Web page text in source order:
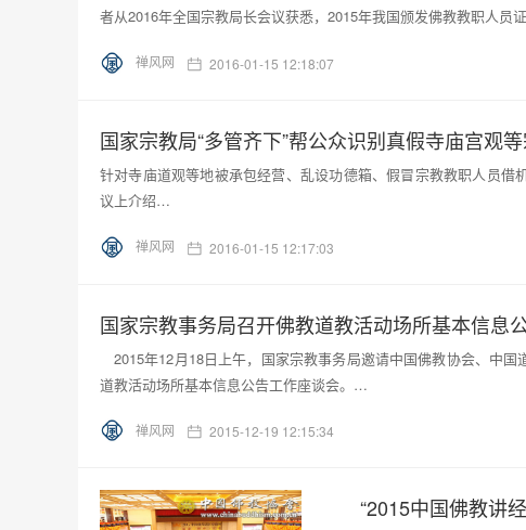
者从2016年全国宗教局长会议获悉，2015年我国颁发佛教教职人员
禅风网 2016-01-15 12:18:07
国家宗教局“多管齐下”帮公众识别真假寺庙宫观
针对寺庙道观等地被承包经营、乱设功德箱、假冒宗教教职人员
议上介绍…
禅风网 2016-01-15 12:17:03
国家宗教事务局召开佛教道教活动场所基本信息
2015年12月18日上午，国家宗教事务局邀请中国佛教协会、中
道教活动场所基本信息公告工作座谈会。…
禅风网 2015-12-19 12:15:34
“2015中国佛教讲